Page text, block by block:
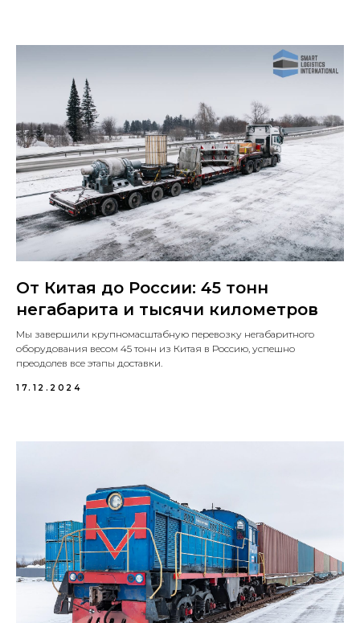
От Китая до России: 45 тонн
негабарита и тысячи километров
Мы завершили крупномасштабную перевозку негабаритного
оборудования весом 45 тонн из Китая в Россию, успешно
преодолев все этапы доставки.
17.12.2024